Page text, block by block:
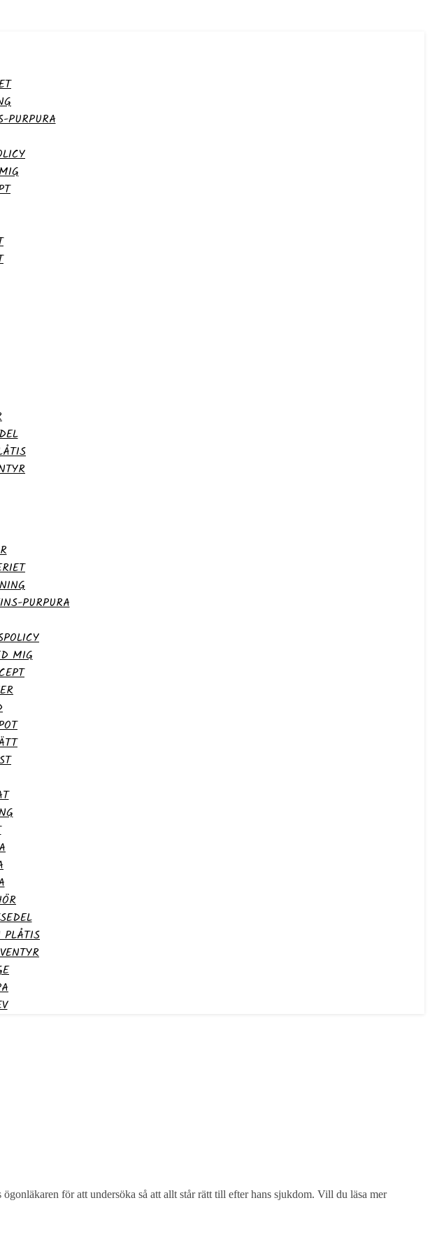
PURPURA
PURPURA
MIG
PLÅTIS
för att undersöka så att allt står rätt till efter hans sjukdom. Vill du läsa mer